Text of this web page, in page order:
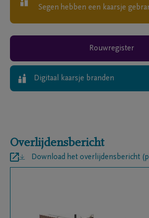
Segen hebben een kaarsje
Rouwregister
Digitaal kaarsje branden
Overlijdensbericht
Download het overlijdensbericht